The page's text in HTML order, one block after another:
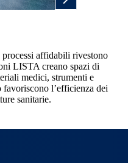
affidabili rivestono
LISTA creano spazi di
medici, strumenti e
l’efficienza dei
sanitarie.